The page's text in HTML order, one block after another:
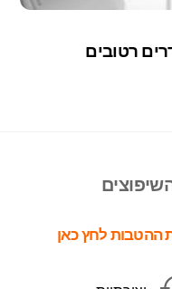
רטובים
ההטבות לחץ כאן